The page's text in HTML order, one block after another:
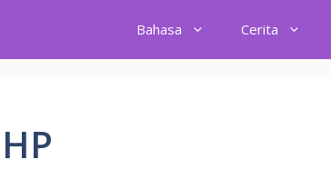
Bahasa Cerita